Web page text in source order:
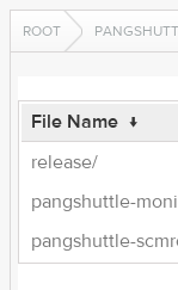
ROOT
File Name ↓
release/
pangshuttle-
pangshuttle-